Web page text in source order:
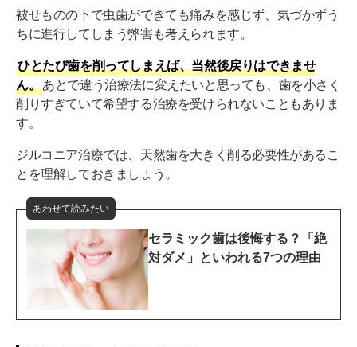
被せものの下で虫歯ができても痛みを感じず、気づかずう
ちに進行してしまう弊害も考えられます。
ひとたび歯を削ってしまえば、当然後戻りはできませ
ん。
あとで違う治療法に変えたいと思っても、歯を小さく
削りすぎていて希望する治療を受けられないこともありま
す。
ジルコニア治療では、天然歯を大きく削る必要性があるこ
とを理解しておきましょう。
あわせて読みたい
セラミック歯は後悔する？「絶
対ダメ」といわれる7つの理由